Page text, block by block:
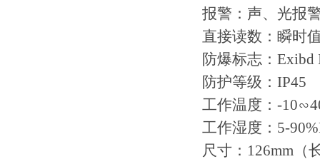
报警：声、光报
直接读数：瞬时
防爆标志：Exibd
防护等级：IP45
工作温度：-
工作湿度：5-
尺寸：126mm（